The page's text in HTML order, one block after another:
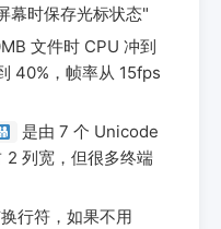
幕时保存光标状态"
文件时 CPU 冲到
40%，帧率从 15fps
是由 7 个 Unicode
2 列宽，但很多终端
行符，如果不用